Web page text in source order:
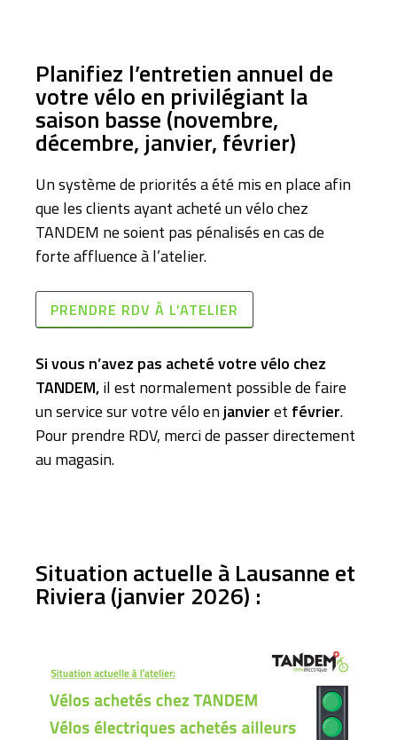
Planifiez l’entretien annuel de
votre vélo en privilégiant la
saison basse (novembre,
décembre, janvier, février)
Un système de priorités a été mis en place afin
que les clients ayant acheté un vélo chez
TANDEM ne soient pas pénalisés en cas de
forte affluence à l’atelier.
PRENDRE RDV À L’ATELIER
Si vous n’avez pas acheté votre vélo chez
TANDEM,il est normalement possible de faire
un service sur votre vélo enjanvieret février.
Pour prendre RDV, merci de passer directement
au magasin.
Situation actuelle à Lausanne et
Riviera (janvier 2026) :